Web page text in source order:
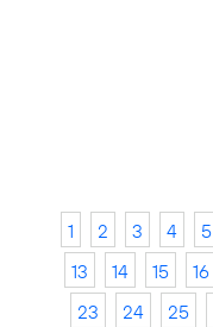
1 2 3 4 5
13
14 15 16
23
24 25